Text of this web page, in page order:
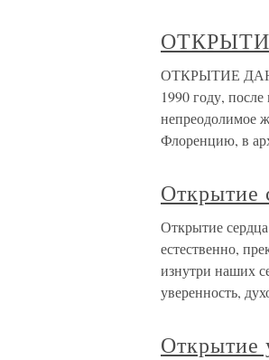
ОТКРЫТИЕ
1990 году,
непреодолимое
Флоренцию, в
Открытие
Открытие
естественно,
изнутри наших
уверенность,
Открытие